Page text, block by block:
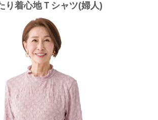
り着心地Ｔシャツ(婦人)